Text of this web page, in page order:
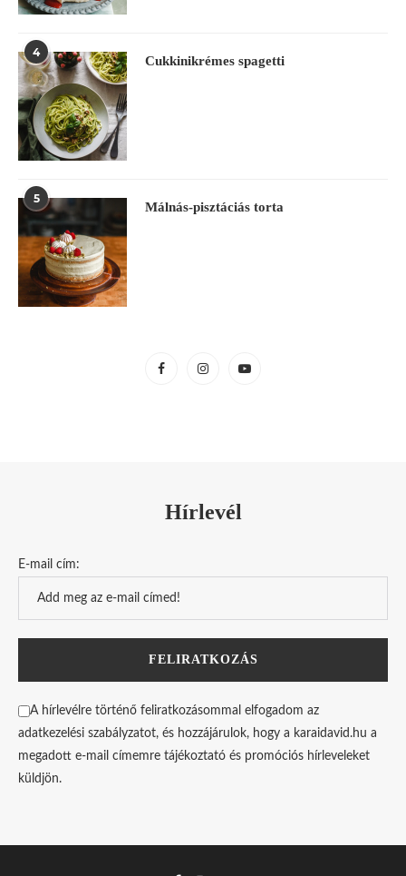
4
Cukkinikrémes spagetti
5
Málnás-pisztáciás torta
Hírlevél
E-mail cím:
A hírlevélre történő feliratkozásommal elfogadom az
adatkezelési szabályzatot, és hozzájárulok, hogy a karaidavid.hu a
megadott e-mail címemre tájékoztató és promóciós hírleveleket
küldjön.